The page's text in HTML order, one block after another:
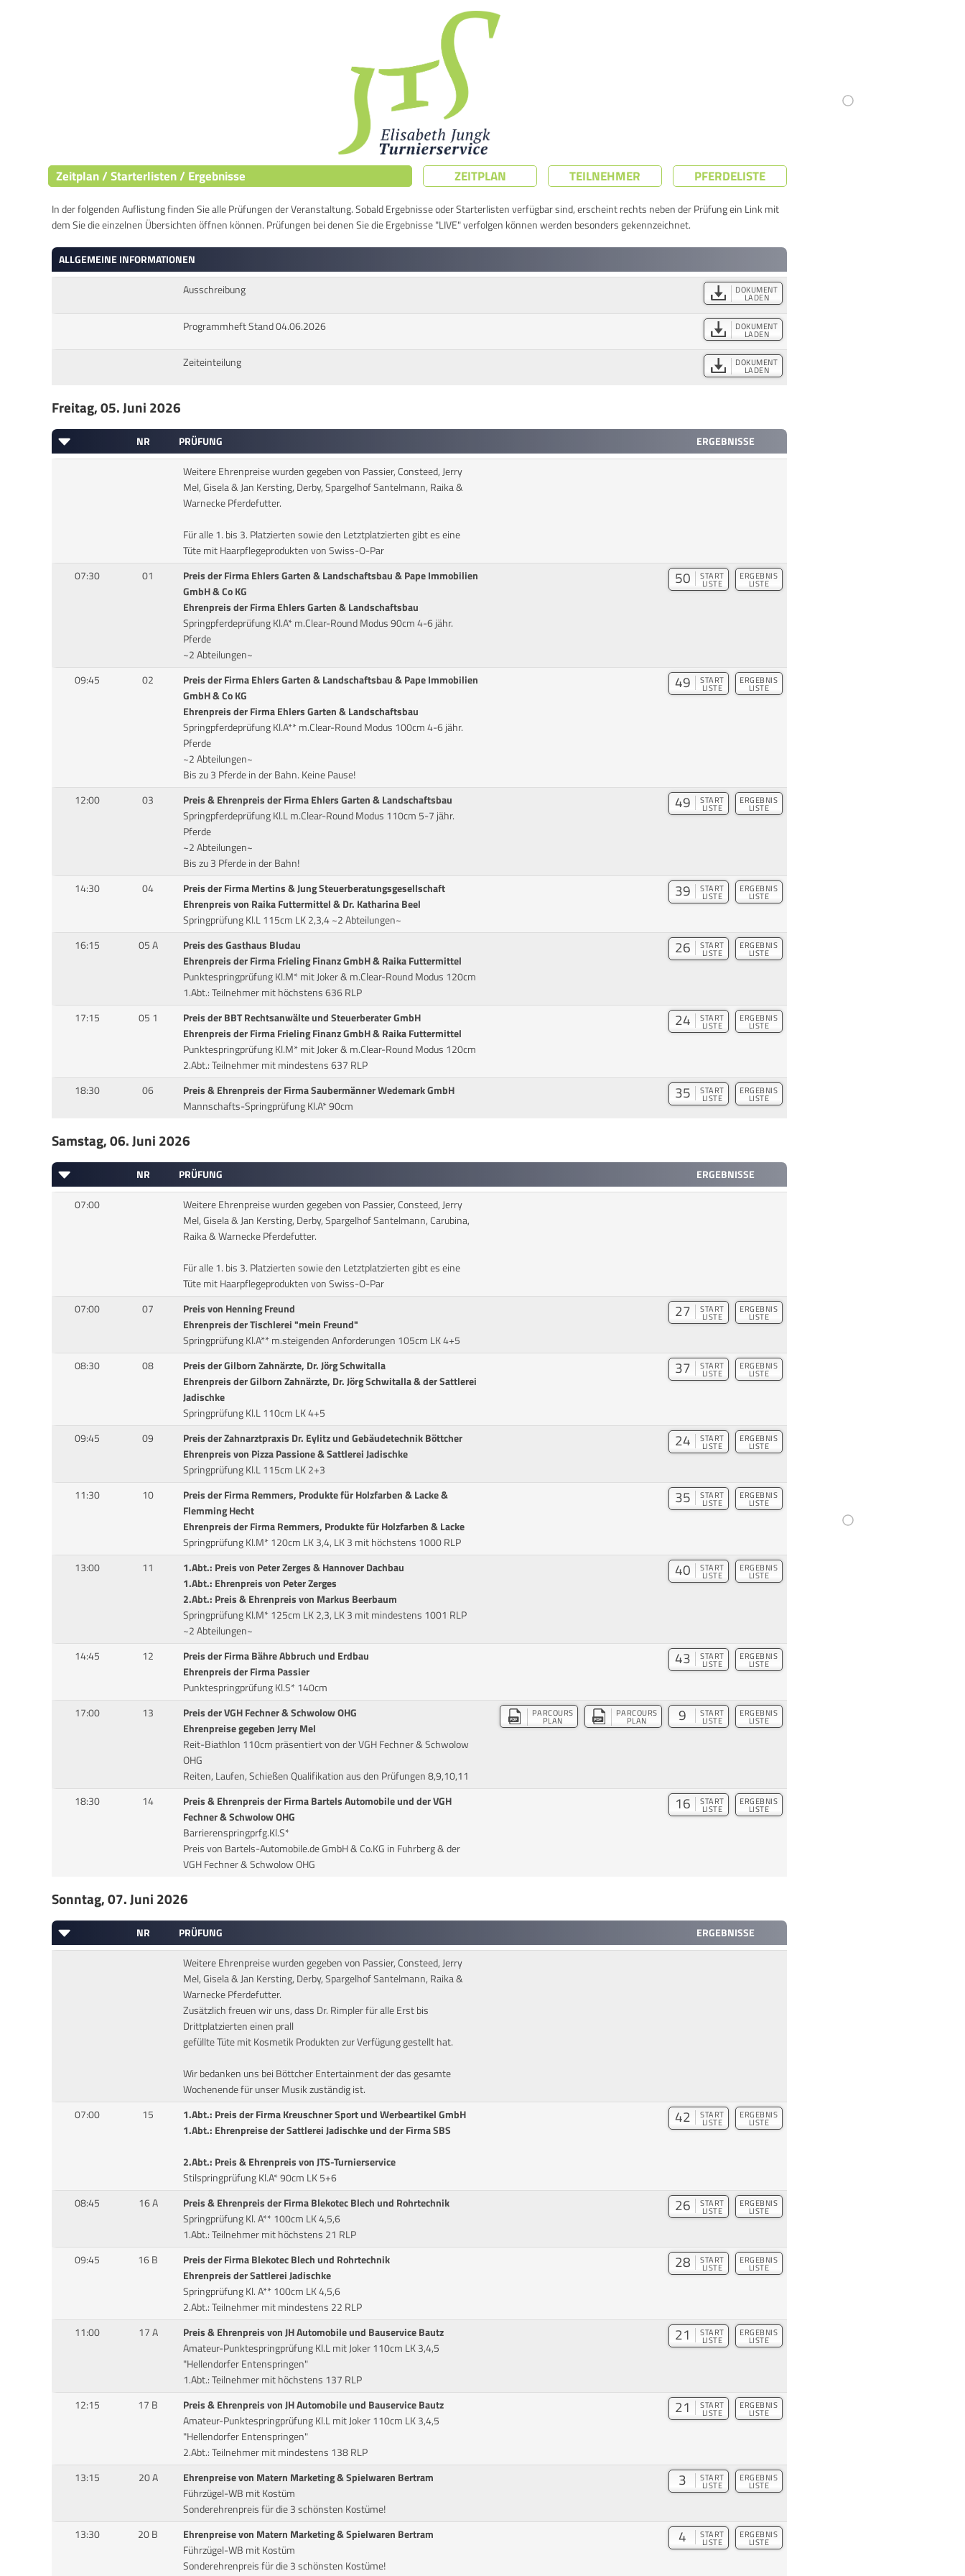
Zeitplan / Starterlisten / Ergebnisse ZEITPLAN TEILNEHMER PFERDELISTE
In der folgenden Auflistung finden Sie alle Prüfungen der Veranstaltung. Sobald Ergebnisse oder Starterlisten verfügbar sind, erscheint rechts neben der Prüfung ein Link mit
dem Sie die einzelnen Übersichten öffnen können. Prüfungen bei denen Sie die Ergebnisse "LIVE" verfolgen können werden besonders gekennzeichnet.
ALLGEMEINE INFORMATIONEN
Ausschreibung
DOKUMENT
LADEN
Programmheft Stand 04.06.2026 DOKUMENT
LADEN
Zeiteinteilung DOKUMENT
LADEN
Freitag, 05. Juni 2026
NR PRÜFUNG
ERGEBNISSE
Weitere Ehrenpreise wurden gegeben von Passier, Consteed, Jerry
Mel, Gisela & Jan Kersting, Derby, Spargelhof Santelmann, Raika &
Warnecke Pferdefutter.
Für alle 1. bis 3. Platzierten sowie den Letztplatzierten gibt es eine
Tüte mit Haarpflegeprodukten von Swiss-O-Par
07:30
01
Preis der Firma Ehlers Garten & Landschaftsbau & Pape Immobilien
GmbH & Co KG
Ehrenpreis der Firma Ehlers Garten & Landschaftsbau
Springpferdeprüfung Kl.A* m.Clear-Round Modus 90cm 4-6 jähr.
Pferde
~2 Abteilungen~
50 START
LISTE
ERGEBNIS
LISTE
09:45 02
Preis der Firma Ehlers Garten & Landschaftsbau & Pape Immobilien
GmbH & Co KG
Ehrenpreis der Firma Ehlers Garten & Landschaftsbau
Springpferdeprüfung Kl.A** m.Clear-Round Modus 100cm 4-6 jähr.
Pferde
~2 Abteilungen~
Bis zu 3 Pferde in der Bahn. Keine Pause!
49 START
LISTE
ERGEBNIS
LISTE
12:00 03
Preis & Ehrenpreis der Firma Ehlers Garten & Landschaftsbau
Springpferdeprüfung Kl.L m.Clear-Round Modus 110cm 5-7 jähr.
Pferde
~2 Abteilungen~
Bis zu 3 Pferde in der Bahn!
49 START
LISTE
ERGEBNIS
LISTE
14:30 04
Preis der Firma Mertins & Jung Steuerberatungsgesellschaft
Ehrenpreis von Raika Futtermittel & Dr. Katharina Beel
Springprüfung Kl.L 115cm LK 2,3,4 ~2 Abteilungen~
39 START
LISTE
ERGEBNIS
LISTE
16:15 05 A
Preis des Gasthaus Bludau
Ehrenpreis der Firma Frieling Finanz GmbH & Raika Futtermittel
Punktespringprüfung Kl.M* mit Joker & m.Clear-Round Modus 120cm
1.Abt.: Teilnehmer mit höchstens 636 RLP
26 START
LISTE
ERGEBNIS
LISTE
17:15 05 1
Preis der BBT Rechtsanwälte und Steuerberater GmbH
Ehrenpreis der Firma Frieling Finanz GmbH & Raika Futtermittel
Punktespringprüfung Kl.M* mit Joker & m.Clear-Round Modus 120cm
2.Abt.: Teilnehmer mit mindestens 637 RLP
24 START
LISTE
ERGEBNIS
LISTE
18:30 06
Preis & Ehrenpreis der Firma Saubermänner Wedemark GmbH
Mannschafts-Springprüfung Kl.A* 90cm
35 START
LISTE
ERGEBNIS
LISTE
Samstag, 06. Juni 2026
NR PRÜFUNG
ERGEBNISSE
07:00
Weitere Ehrenpreise wurden gegeben von Passier, Consteed, Jerry
Mel, Gisela & Jan Kersting, Derby, Spargelhof Santelmann, Carubina,
Raika & Warnecke Pferdefutter.
Für alle 1. bis 3. Platzierten sowie den Letztplatzierten gibt es eine
Tüte mit Haarpflegeprodukten von Swiss-O-Par
07:00
07
Preis von Henning Freund
Ehrenpreis der Tischlerei "mein Freund"
Springprüfung Kl.A** m.steigenden Anforderungen 105cm LK 4+5
27 START
LISTE
ERGEBNIS
LISTE
08:30 08
Preis der Gilborn Zahnärzte, Dr. Jörg Schwitalla
Ehrenpreis der Gilborn Zahnärzte, Dr. Jörg Schwitalla & der Sattlerei
Jadischke
Springprüfung Kl.L 110cm LK 4+5
37 START
LISTE
ERGEBNIS
LISTE
09:45 09
Preis der Zahnarztpraxis Dr. Eylitz und Gebäudetechnik Böttcher
Ehrenpreis von Pizza Passione & Sattlerei Jadischke
Springprüfung Kl.L 115cm LK 2+3
24 START
LISTE
ERGEBNIS
LISTE
11:30 10
Preis der Firma Remmers, Produkte für Holzfarben & Lacke &
Flemming Hecht
Ehrenpreis der Firma Remmers, Produkte für Holzfarben & Lacke
Springprüfung Kl.M* 120cm LK 3,4, LK 3 mit höchstens 1000 RLP
35 START
LISTE
ERGEBNIS
LISTE
13:00 11
1.Abt.: Preis von Peter Zerges & Hannover Dachbau
1.Abt.: Ehrenpreis von Peter Zerges
2.Abt.: Preis & Ehrenpreis von Markus Beerbaum
Springprüfung Kl.M* 125cm LK 2,3, LK 3 mit mindestens 1001 RLP
~2 Abteilungen~
40 START
LISTE
ERGEBNIS
LISTE
14:45 12
Preis der Firma Bähre Abbruch und Erdbau
Ehrenpreis der Firma Passier
Punktespringprüfung Kl.S* 140cm
43 START
LISTE
ERGEBNIS
LISTE
17:00 13
Preis der VGH Fechner & Schwolow OHG
Ehrenpreise gegeben Jerry Mel
Reit-Biathlon 110cm präsentiert von der VGH Fechner & Schwolow
OHG
Reiten, Laufen, Schießen Qualifikation aus den Prüfungen 8,9,10,11
PARCOURS
PLAN
PARCOURS
PLAN 9 START
LISTE
ERGEBNIS
LISTE
18:30 14
Preis & Ehrenpreis der Firma Bartels Automobile und der VGH
Fechner & Schwolow OHG
Barrierenspringprfg.Kl.S*
Preis von Bartels-Automobile.de GmbH & Co.KG in Fuhrberg & der
VGH Fechner & Schwolow OHG
16 START
LISTE
ERGEBNIS
LISTE
Sonntag, 07. Juni 2026
NR PRÜFUNG
ERGEBNISSE
Weitere Ehrenpreise wurden gegeben von Passier, Consteed, Jerry
Mel, Gisela & Jan Kersting, Derby, Spargelhof Santelmann, Raika &
Warnecke Pferdefutter.
Zusätzlich freuen wir uns, dass Dr. Rimpler für alle Erst bis
Drittplatzierten einen prall
gefüllte Tüte mit Kosmetik Produkten zur Verfügung gestellt hat.
Wir bedanken uns bei Böttcher Entertainment der das gesamte
Wochenende für unser Musik zuständig ist.
07:00
15
1.Abt.: Preis der Firma Kreuschner Sport und Werbeartikel GmbH
1.Abt.: Ehrenpreise der Sattlerei Jadischke und der Firma SBS
2.Abt.: Preis & Ehrenpreis von JTS-Turnierservice
Stilspringprüfung Kl.A* 90cm LK 5+6
42 START
LISTE
ERGEBNIS
LISTE
08:45 16 A
Preis & Ehrenpreis der Firma Blekotec Blech und Rohrtechnik
Springprüfung Kl. A** 100cm LK 4,5,6
1.Abt.: Teilnehmer mit höchstens 21 RLP
26 START
LISTE
ERGEBNIS
LISTE
09:45 16 B
Preis der Firma Blekotec Blech und Rohrtechnik
Ehrenpreis der Sattlerei Jadischke
Springprüfung Kl. A** 100cm LK 4,5,6
2.Abt.: Teilnehmer mit mindestens 22 RLP
28 START
LISTE
ERGEBNIS
LISTE
11:00 17 A
Preis & Ehrenpreis von JH Automobile und Bauservice Bautz
Amateur-Punktespringprüfung Kl.L mit Joker 110cm LK 3,4,5
"Hellendorfer Entenspringen"
1.Abt.: Teilnehmer mit höchstens 137 RLP
21 START
LISTE
ERGEBNIS
LISTE
12:15 17 B
Preis & Ehrenpreis von JH Automobile und Bauservice Bautz
Amateur-Punktespringprüfung Kl.L mit Joker 110cm LK 3,4,5
"Hellendorfer Entenspringen"
2.Abt.: Teilnehmer mit mindestens 138 RLP
21 START
LISTE
ERGEBNIS
LISTE
13:15 20 A
Ehrenpreise von Matern Marketing & Spielwaren Bertram
Führzügel-WB mit Kostüm
Sonderehrenpreis für die 3 schönsten Kostüme!
3 START
LISTE
ERGEBNIS
LISTE
13:30 20 B
Ehrenpreise von Matern Marketing & Spielwaren Bertram
Führzügel-WB mit Kostüm
Sonderehrenpreis für die 3 schönsten Kostüme!
4 START
LISTE
ERGEBNIS
LISTE